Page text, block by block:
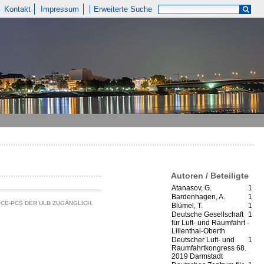
Kontakt Impressum Erweiterte Suche
Autoren / Beteiligte
1
Atanasov, G.
1
Bardenhagen, A.
1
Blümel, T.
1
Deutsche Gesellschaft
für Luft- und Raumfahrt -
Lilienthal-Oberth
1
Deutscher Luft- und
Raumfahrtkongress 68.
2019 Darmstadt
PCS DER ULB ZUGÄNGLICH.